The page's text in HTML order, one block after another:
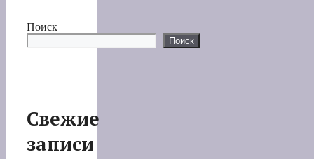
Поиск
Поиск
Свежие
записи